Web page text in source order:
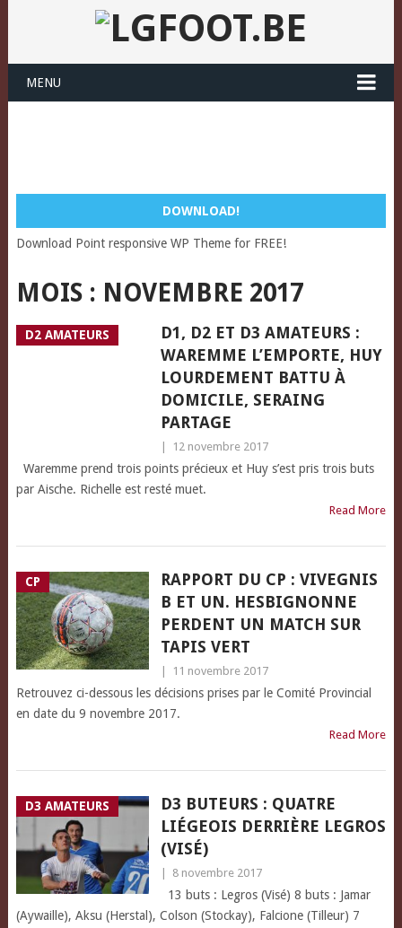
MENU
DOWNLOAD!
Download Point responsive WP Theme for FREE!
MOIS : NOVEMBRE 2017
D2 AMATEURS
D1, D2 ET D3 AMATEURS :
WAREMME L’EMPORTE, HUY
LOURDEMENT BATTU À
DOMICILE, SERAING
PARTAGE
12 novembre 2017
Waremme prend trois points précieux et Huy s’est pris trois buts
par Aische. Richelle est resté muet.
Read More
CP
RAPPORT DU CP : VIVEGNIS
B ET UN. HESBIGNONNE
PERDENT UN MATCH SUR
TAPIS VERT
11 novembre 2017
Retrouvez ci-dessous les décisions prises par le Comité Provincial
en date du 9 novembre 2017.
Read More
D3 AMATEURS
D3 BUTEURS : QUATRE
LIÉGEOIS DERRIÈRE LEGROS
(VISÉ)
8 novembre 2017
13 buts : Legros (Visé) 8 buts : Jamar
(Aywaille), Aksu (Herstal), Colson (Stockay), Falcione (Tilleur) 7